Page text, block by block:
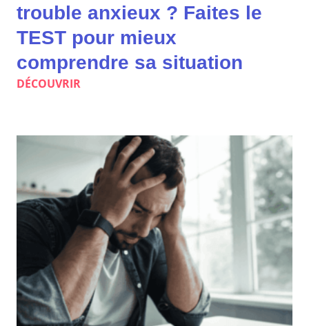
trouble anxieux ? Faites le
TEST pour mieux
comprendre sa situation
DÉCOUVRIR